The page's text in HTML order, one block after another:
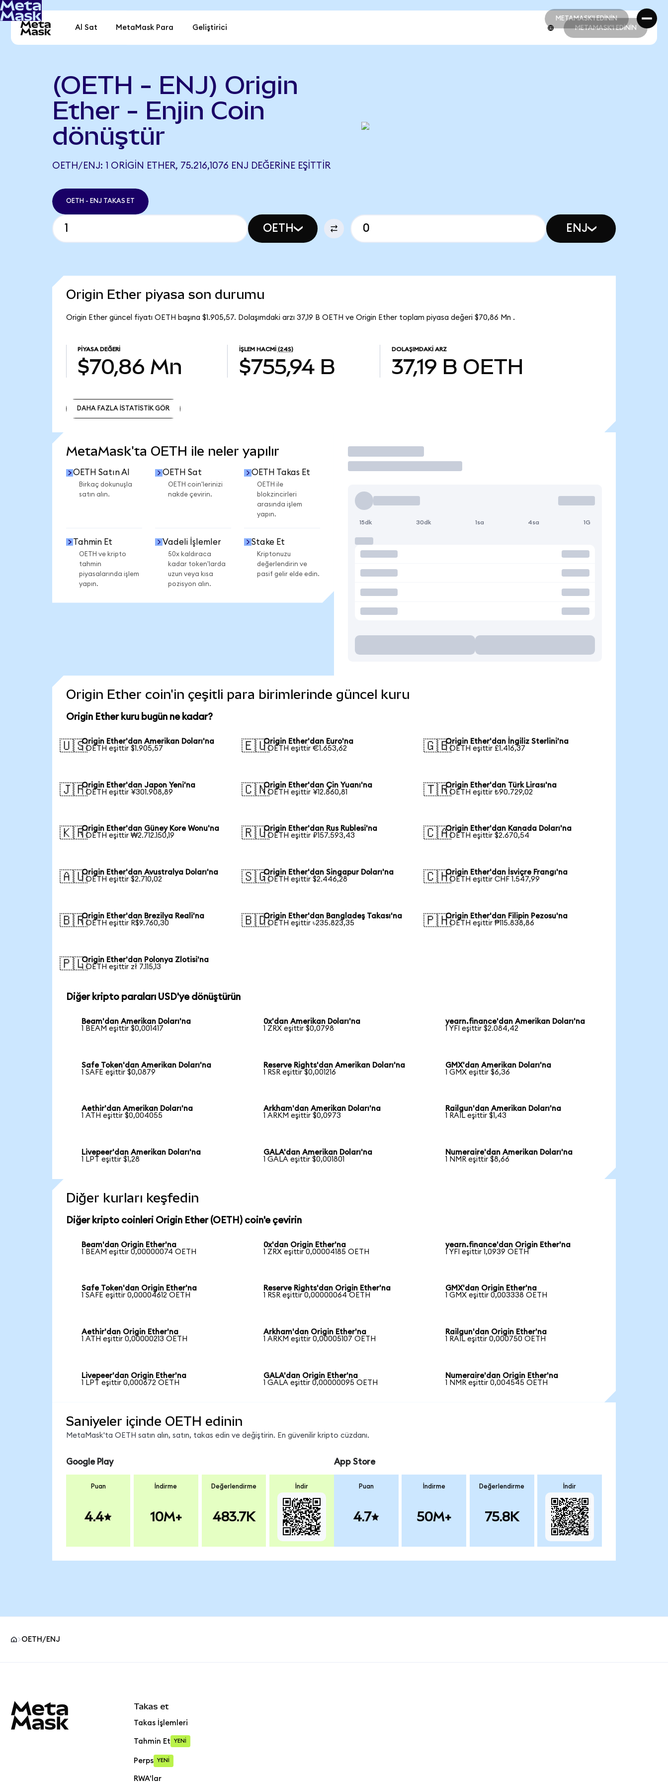
METAMASK'I EDİNİN
METAMASK'I EDİNİN
Al Sat MetaMask Para Geliştirici METAMASK'I EDİNİN
(OETH - ENJ) Origin
Ether - Enjin Coin
dönüştür
OETH/ENJ: 1 ORIGIN ETHER, 75.216,1076 ENJ DEĞERINE EŞITTIR
OETH - ENJ TAKAS ET
OETH ENJ
Origin Ether piyasa son durumu
Origin Ether güncel fiyatı OETH başına $1.905,57. Dolaşımdaki arzı 37,19 B OETH ve Origin Ether toplam piyasa değeri $70,86 Mn .
PIYASA DEĞERI
$70,86 Mn
İŞLEM HACMI (24S)
$755,94 B
DOLAŞIMDAKI ARZ
37,19 B OETH
DAHA FAZLA İSTATİSTİK GÖR
MetaMask'ta OETH ile neler yapılır
OETH Satın Al
Birkaç dokunuşla
satın alın.
OETH Sat
OETH coin'lerinizi
nakde çevirin.
OETH Takas Et
OETH ile
blokzincirleri
arasında işlem
yapın.
Tahmin Et
OETH ve kripto
tahmin
piyasalarında işlem
yapın.
Vadeli İşlemler
50x kaldıraca
kadar token'larda
uzun veya kısa
pozisyon alın.
Stake Et
Kriptonuzu
değerlendirin ve
pasif gelir elde edin.
İşlem Yap
15dk 30dk 1sa 4sa 1G
Origin Ether coin'in çeşitli para birimlerinde güncel kuru
Origin Ether kuru bugün ne kadar?
🇺🇸Origin Ether'dan Amerikan Doları'na
1 OETH eşittir $1.905,57
🇪🇺Origin Ether'dan Euro'na
1 OETH eşittir €1.653,62
🇬🇧Origin Ether'dan İngiliz Sterlini'na
1 OETH eşittir £1.416,37
🇯🇵Origin Ether'dan Japon Yeni'na
1 OETH eşittir ¥301.908,89
🇨🇳Origin Ether'dan Çin Yuanı'na
1 OETH eşittir ¥12.860,81
🇹🇷Origin Ether'dan Türk Lirası'na
1 OETH eşittir ₺90.729,02
🇰🇷Origin Ether'dan Güney Kore Wonu'na
1 OETH eşittir ₩2.712.150,19
🇷🇺Origin Ether'dan Rus Rublesi'na
1 OETH eşittir ₽157.593,43
🇨🇦Origin Ether'dan Kanada Doları'na
1 OETH eşittir $2.670,54
🇦🇺Origin Ether'dan Avustralya Doları'na
1 OETH eşittir $2.710,02
🇸🇬Origin Ether'dan Singapur Doları'na
1 OETH eşittir $2.446,28
🇨🇭Origin Ether'dan İsviçre Frangı'na
1 OETH eşittir CHF 1.547,99
🇧🇷Origin Ether'dan Brezilya Reali'na
1 OETH eşittir R$9.760,30
🇧🇩Origin Ether'dan Bangladeş Takası'na
1 OETH eşittir ৳235.823,35
🇵🇭Origin Ether'dan Filipin Pezosu'na
1 OETH eşittir ₱115.838,86
🇵🇱Origin Ether'dan Polonya Zlotisi'na
1 OETH eşittir zł 7.115,13
Diğer kripto paraları USD'ye dönüştürün
Beam'dan Amerikan Doları'na
1 BEAM eşittir $0,001417
0x'dan Amerikan Doları'na
1 ZRX eşittir $0,0798
yearn.finance'dan Amerikan Doları'na
1 YFI eşittir $2.084,42
Safe Token'dan Amerikan Doları'na
1 SAFE eşittir $0,0879
Reserve Rights'dan Amerikan Doları'na
1 RSR eşittir $0,001216
GMX'dan Amerikan Doları'na
1 GMX eşittir $6,36
Aethir'dan Amerikan Doları'na
1 ATH eşittir $0,004055
Arkham'dan Amerikan Doları'na
1 ARKM eşittir $0,0973
Railgun'dan Amerikan Doları'na
1 RAIL eşittir $1,43
Livepeer'dan Amerikan Doları'na
1 LPT eşittir $1,28
GALA'dan Amerikan Doları'na
1 GALA eşittir $0,001801
Numeraire'dan Amerikan Doları'na
1 NMR eşittir $8,66
Diğer kurları keşfedin
Diğer kripto coinleri Origin Ether (OETH) coin'e çevirin
Beam'dan Origin Ether'na
1 BEAM eşittir 0,00000074 OETH
0x'dan Origin Ether'na
1 ZRX eşittir 0,00004185 OETH
yearn.finance'dan Origin Ether'na
1 YFI eşittir 1,0939 OETH
Safe Token'dan Origin Ether'na
1 SAFE eşittir 0,00004612 OETH
Reserve Rights'dan Origin Ether'na
1 RSR eşittir 0,00000064 OETH
GMX'dan Origin Ether'na
1 GMX eşittir 0,003338 OETH
Aethir'dan Origin Ether'na
1 ATH eşittir 0,00000213 OETH
Arkham'dan Origin Ether'na
1 ARKM eşittir 0,00005107 OETH
Railgun'dan Origin Ether'na
1 RAIL eşittir 0,000750 OETH
Livepeer'dan Origin Ether'na
1 LPT eşittir 0,000672 OETH
GALA'dan Origin Ether'na
1 GALA eşittir 0,00000095 OETH
Numeraire'dan Origin Ether'na
1 NMR eşittir 0,004545 OETH
Saniyeler içinde OETH edinin
MetaMask'ta OETH satın alın, satın, takas edin ve değiştirin. En güvenilir kripto cüzdanı.
Google Play
Puan
4.4
İndirme
10M+
Değerlendirme
483.7K
İndir
App Store
Puan
4.7
İndirme
50M+
Değerlendirme
75.8K
İndir
OETH/ENJ
Takas et
Takas İşlemleri
Tahmin Et YENİ
Perps YENİ
RWA'lar